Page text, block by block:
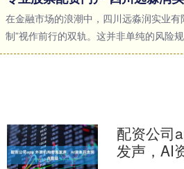
在金融市场的浪潮中，四川远淼润实业有
制”视作前行的双轨。这并非单纯的风险
配资公司
发声，AI